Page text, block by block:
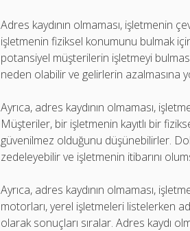
Adres kaydının olmaması, işletmenin
işletmenin fiziksel konumunu bulmak
potansiyel müşterilerin işletmeyi
neden olabilir ve gelirlerin azalmasına
Ayrıca, adres kaydının olmaması,
Müşteriler, bir işletmenin kayıtlı bir
güvenilmez olduğunu düşünebilirler.
zedeleyebilir ve işletmenin itibarını
Ayrıca, adres kaydının olmaması,
motorları, yerel işletmeleri listelerken
olarak sonuçları sıralar. Adres kaydı